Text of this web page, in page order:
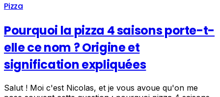
Pizza
Pourquoi la pizza 4 saisons porte-t-
elle ce nom ? Origine et
signification expliquées
Salut ! Moi c'est Nicolas, et je vous avoue qu'on me